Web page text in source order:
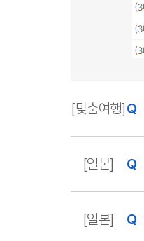
[맞춤여행]
[일본]
[일본]